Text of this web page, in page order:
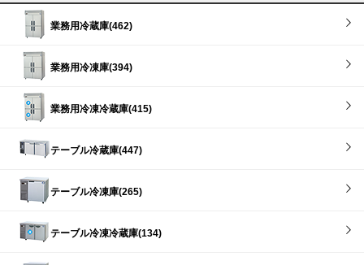
業務用冷蔵庫(462)
業務用冷凍庫(394)
業務用冷凍冷蔵庫(415)
テーブル冷蔵庫(447)
テーブル冷凍庫(265)
テーブル冷凍冷蔵庫(134)